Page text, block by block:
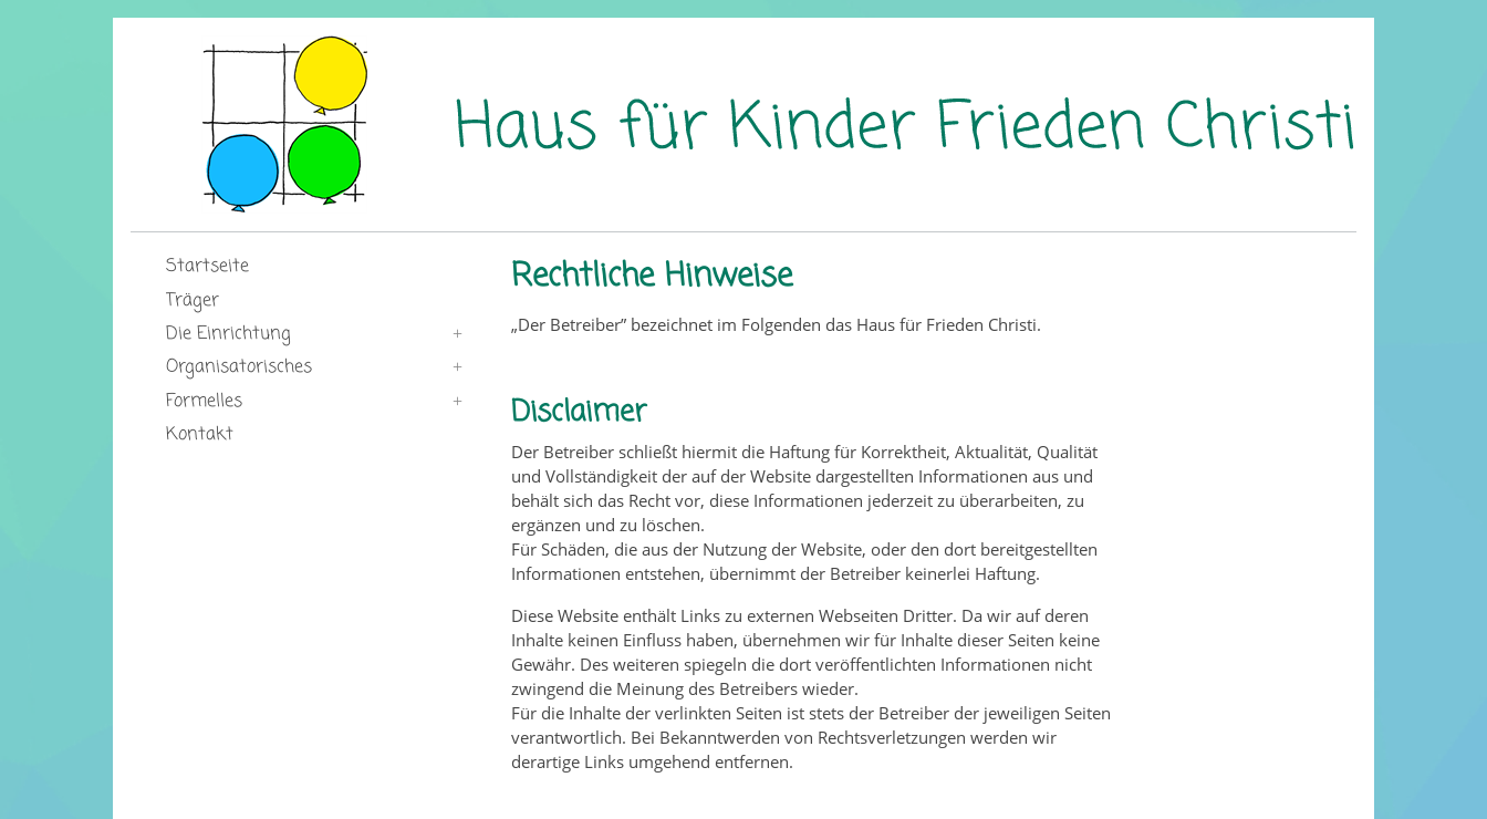
Startseite
Träger
Die Einrichtung
Organisatorisches
Formelles
Kontakt
Rechtliche Hinweise
„Der Betreiber” bezeichnet im Folgenden das Haus für Frieden Christi.
Disclaimer
Der Betreiber schließt hiermit die Haftung für Korrektheit, Aktualität, Qualität
und Vollständigkeit der auf der Website dargestellten Informationen aus und
behält sich das Recht vor, diese Informationen jederzeit zu überarbeiten, zu
ergänzen und zu löschen.
Für Schäden, die aus der Nutzung der Website, oder den dort bereitgestellten
Informationen entstehen, übernimmt der Betreiber keinerlei Haftung.
Diese Website enthält Links zu externen Webseiten Dritter. Da wir auf deren
Inhalte keinen Einfluss haben, übernehmen wir für Inhalte dieser Seiten keine
Gewähr. Des weiteren spiegeln die dort veröffentlichten Informationen nicht
zwingend die Meinung des Betreibers wieder.
Für die Inhalte der verlinkten Seiten ist stets der Betreiber der jeweiligen Seiten
verantwortlich. Bei Bekanntwerden von Rechtsverletzungen werden wir
derartige Links umgehend entfernen.